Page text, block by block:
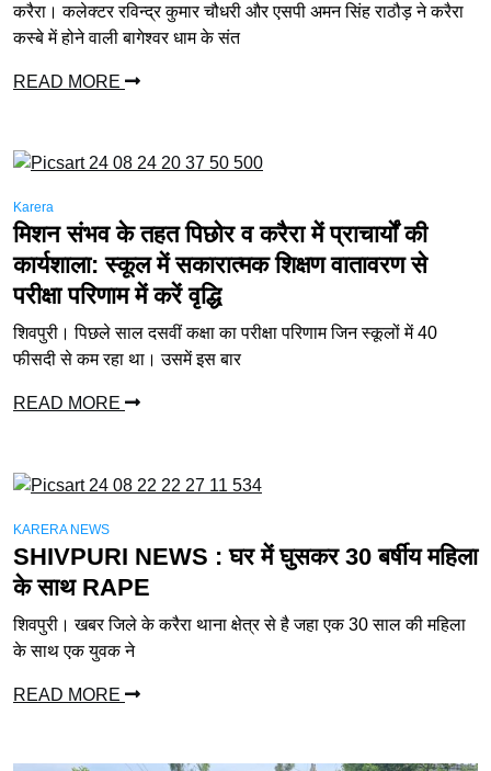
करैरा। कलेक्टर रविन्द्र कुमार चौधरी और एसपी अमन सिंह राठौड़ ने करैरा
कस्बे में होने वाली बागेश्वर धाम के संत
READ MORE
Karera
मिशन संभव के तहत पिछोर व करैरा में प्राचार्यों की
कार्यशाला: स्कूल में सकारात्मक शिक्षण वातावरण से
परीक्षा परिणाम में करें वृद्धि
शिवपुरी। पिछले साल दसवीं कक्षा का परीक्षा परिणाम जिन स्कूलों में 40
फीसदी से कम रहा था। उसमें इस बार
READ MORE
KARERA NEWS
SHIVPURI NEWS : घर में घुसकर 30 बर्षीय महिला
के साथ RAPE
शिवपुरी। खबर जिले के करैरा थाना क्षेत्र से है जहा एक 30 साल की महिला
के साथ एक युवक ने
READ MORE